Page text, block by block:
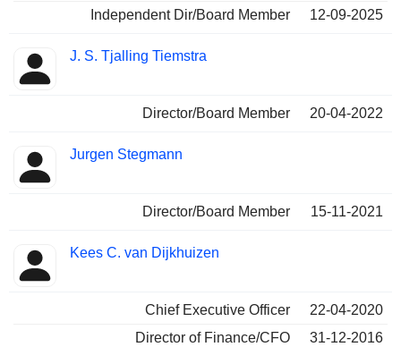
Independent Dir/Board Member
12-09-2025
J. S. Tjalling Tiemstra
Director/Board Member 20-04-2022
Jurgen Stegmann
Director/Board Member 15-11-2021
Kees C. van Dijkhuizen
Chief Executive Officer
22-04-2020
Director of Finance/CFO
31-12-2016